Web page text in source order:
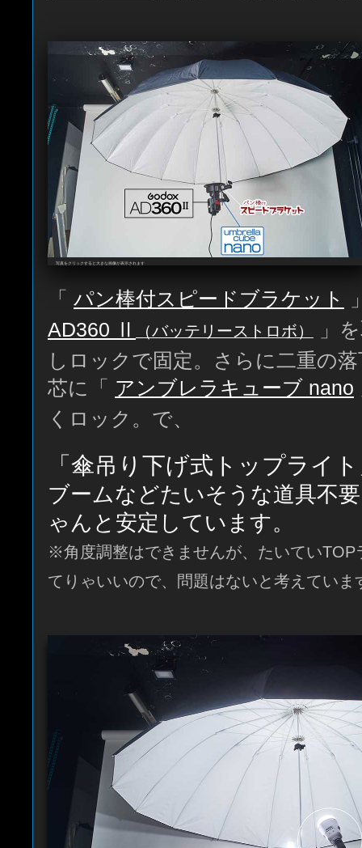
写真をクリックすると大きな画像が表示されます
「 パン棒付スピードブラケット
AD360 Ⅱ
（バッテリーストロボ）
」
しロックで固定。さらに二重の
芯に「 アンブレラキューブ nano
くロック。で、
「傘吊り下げ式トップライ
ブームなどたいそうな道具不
ゃんと安定しています。
※角度調整はできませんが、たいていTOP
てりゃいいので、問題はないと考えていま